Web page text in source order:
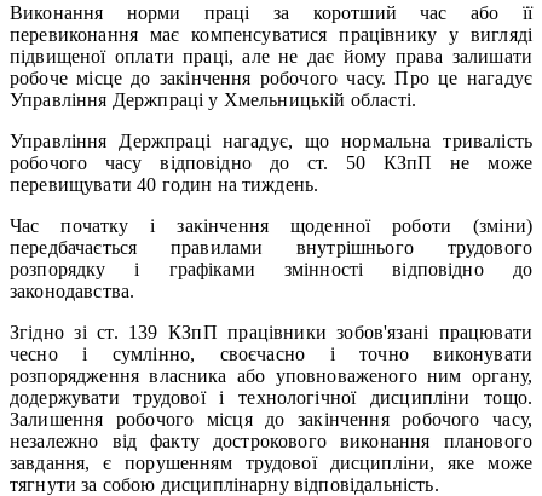
Виконання норми праці за коротший час або її
перевиконання має компенсуватися працівнику у вигляді
підвищеної оплати праці, але не дає йому права залишати
робоче місце до закінчення робочого часу. Про це нагадує
Управління Держпраці у Хмельницькій області.
Управління Держпраці нагадує, що нормальна тривалість
робочого часу відповідно до ст. 50 КЗпП не може
перевищувати 40 годин на тиждень.
Час початку і закінчення щоденної роботи (зміни)
передбачається правилами внутрішнього трудового
розпорядку і графіками змінності відповідно до
законодавства.
Згідно зі ст. 139 КЗпП працівники зобов'язані працювати
чесно і сумлінно, своєчасно і точно виконувати
розпорядження власника або уповноваженого ним органу,
додержувати трудової і технологічної дисципліни тощо.
Залишення робочого місця до закінчення робочого часу,
незалежно від факту дострокового виконання планового
завдання, є порушенням трудової дисципліни, яке може
тягнути за собою дисциплінарну відповідальність.